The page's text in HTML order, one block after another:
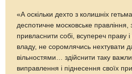
«А оскільки дехто з колишніх
деспотичне московське правління,
привласнити собі, всупереч праву
владу, не соромлячись нехтувати
вільностями… здійснити таку
виправлення і піднесення своїх